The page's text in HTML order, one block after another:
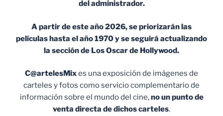
del administrador.
A partir de este año 2026, se priorizarán las
películas hasta el año 1970 y se seguirá actualizando
la sección de Los Oscar de Hollywood.
C@artelesMixes una exposición de imágenes de
carteles y fotos como servicio complementario de
información sobre el mundo del cine,no un punto de
venta directa de dichos carteles.